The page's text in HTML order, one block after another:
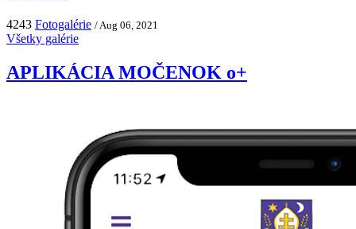
4243 Fotogalérie / Aug 06, 2021
Všetky galérie
APLIKÁCIA MOČENOK o+